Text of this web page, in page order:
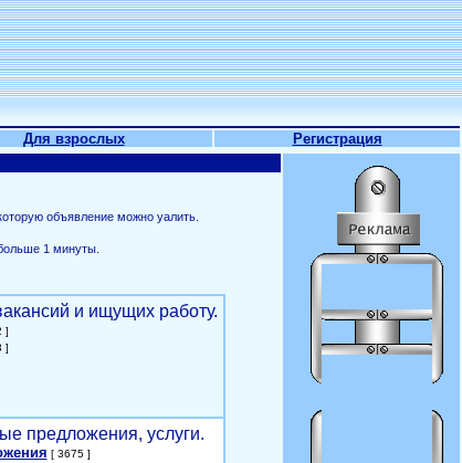
Для взрослых Регистрация
объявление можно уалить.
1 минуты.
и ищущих работу.
]
]
предложения, услуги.
[ 3675 ]